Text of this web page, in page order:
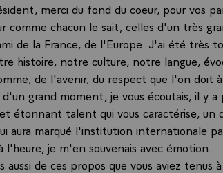
merci du fond du coeur, pour vos
comme chacun le sait, celles d'un très
de la France, de l'Europe. J'ai été très
histoire, notre culture, notre langue,
de l'avenir, du respect que l'on doit
grand moment, je vous écoutais, il y a
étonnant talent qui vous caractérise, un
aura marqué l'institution internationale
je m'en souvenais avec émotion.
aussi de ces propos que vous aviez tenus